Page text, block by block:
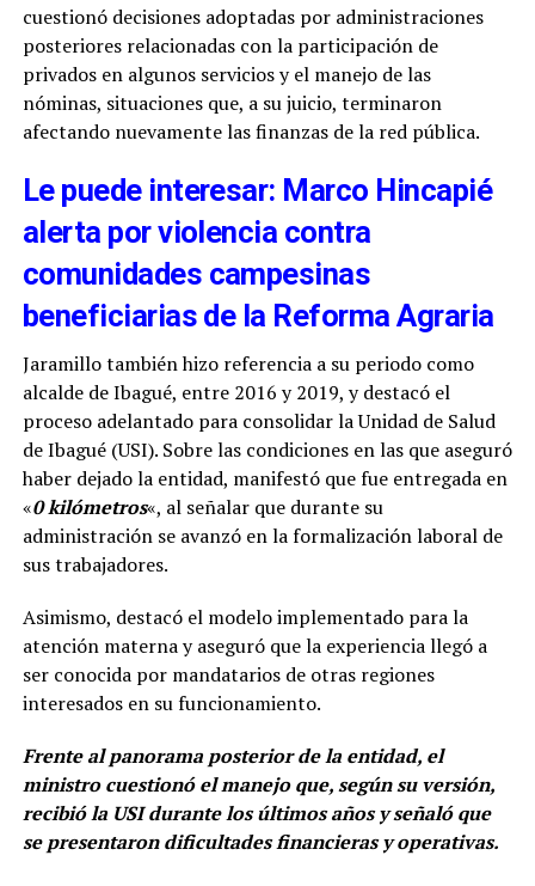
cuestionó decisiones adoptadas por administraciones
posteriores relacionadas con la participación de
privados en algunos servicios y el manejo de las
nóminas, situaciones que, a su juicio, terminaron
afectando nuevamente las finanzas de la red pública.
Le puede interesar: Marco Hincapié
alerta por violencia contra
comunidades campesinas
beneficiarias de la Reforma Agraria
Jaramillo también hizo referencia a su periodo como
alcalde de Ibagué, entre 2016 y 2019, y destacó el
proceso adelantado para consolidar la Unidad de Salud
de Ibagué (USI). Sobre las condiciones en las que aseguró
haber dejado la entidad, manifestó que fue entregada en
«0 kilómetros«, al señalar que durante su
administración se avanzó en la formalización laboral de
sus trabajadores.
Asimismo, destacó el modelo implementado para la
atención materna y aseguró que la experiencia llegó a
ser conocida por mandatarios de otras regiones
interesados en su funcionamiento.
Frente al panorama posterior de la entidad, el
ministro cuestionó el manejo que, según su versión,
recibió la USI durante los últimos años y señaló que
se presentaron dificultades financieras y operativas.